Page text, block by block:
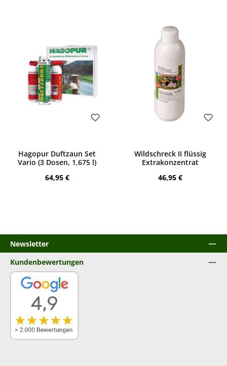
Hagopur Duftzaun Set
Vario (3 Dosen, 1,675 l)
Regulärer Preis:
64,95 €
Wildschreck II flüssig
Extrakonzentrat
Regulärer Preis:
46,95 €
Newsletter
Kundenbewertungen